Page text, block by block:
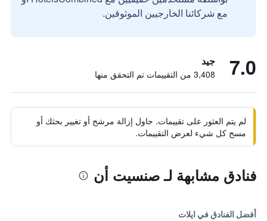
مع شركائنا الخارجيين الموثوقين.
7.0 جيد
3,408 من التقييمات تم التحقق منها
لم يتم العثور على تقييمات. حاول إزالة مرشح أو تغيير بحثك أو
مسح كل شيء لعرض التقييمات.
فنادق مشابهة لـ صنسيت أن
أفضل الفنادق في ايلات